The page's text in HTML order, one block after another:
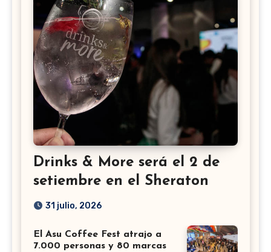
Drinks & More será el 2 de
setiembre en el Sheraton
31 julio, 2026
El Asu Coffee Fest atrajo a
7.000 personas y 80 marcas